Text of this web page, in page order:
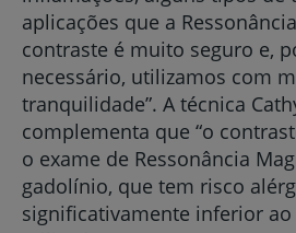
aplicações que a
contraste é muito seguro e,
necessário, utilizamos com
tranquilidade”. A técnica
complementa que “o
o exame de Ressonância
gadolínio, que tem risco
significativamente inferior